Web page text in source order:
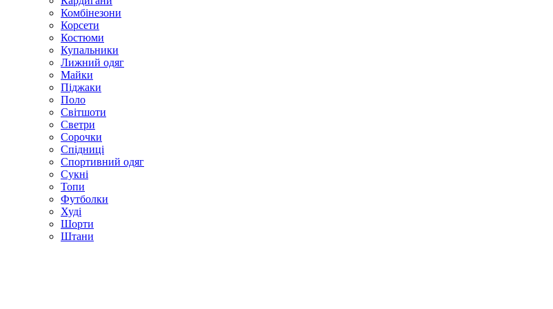
Комбінезони
Корсети
Костюми
Купальники
Лижний одяг
Майки
Піджаки
Поло
Світшоти
Светри
Сорочки
Спідниці
Спортивний одяг
Сукні
Топи
Футболки
Худі
Шорти
Штани